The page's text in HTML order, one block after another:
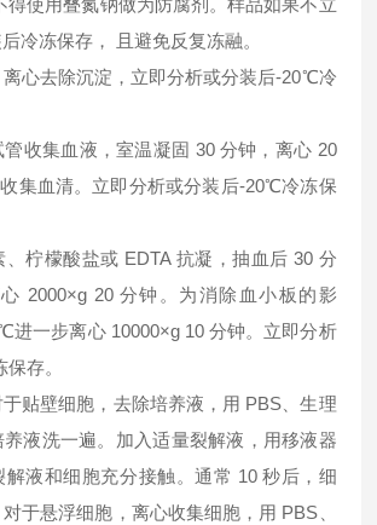
得使用叠氮钠做为防腐剂。样品如果不立
冷冻保存， 且避免反复冻融。
心去除沉淀，立即分析或分装后-20℃冷
收集血液，室温凝固 30 分钟，离心 20
集血清。立即分析或分装后-20℃冷冻保
、柠檬酸盐或 EDTA 抗凝，抽血后 30 分
2000×g 20 分钟。为消除血小板的影
进一步离心 10000×g 10 分钟。立即分析
存。
贴壁细胞，去除培养液，用 PBS、生理
液洗一遍。加入适量裂解液，用移液器
解液和细胞充分接触。通常 10 秒后，细
于悬浮细胞，离心收集细胞，用 PBS、